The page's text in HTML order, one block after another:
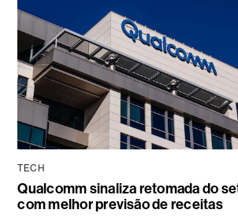
TECH
Qualcomm sinaliza retomada do
com melhor previsão de receitas